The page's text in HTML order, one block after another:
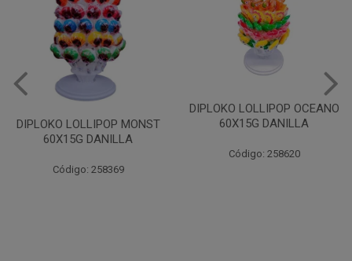
DIPLOKO LOLLIPOP MONST
60X15G DANILLA
Código: 258369
DIPLOKO LOLLIPOP OCEANO
60X15G DANILLA
Código: 258620